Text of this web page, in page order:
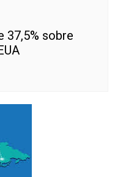
37,5% sobre